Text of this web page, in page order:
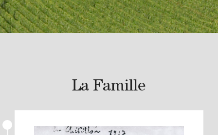
La Famille